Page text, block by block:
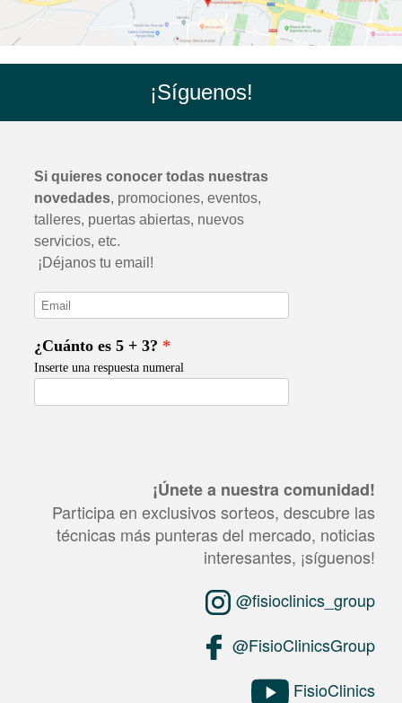
¡Síguenos!
¡Únete a nuestra comunidad!
Participa en exclusivos sorteos, descubre las
técnicas más punteras del mercado, noticias
interesantes, ¡síguenos!
@fisioclinics_group
@FisioClinicsGroup
FisioClinics